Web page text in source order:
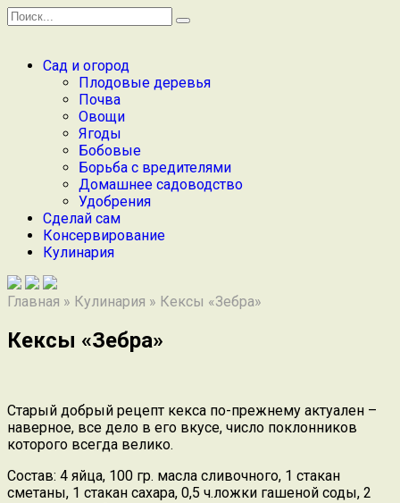
Перейти
к
Search
for:
Сад и огород
Плодовые деревья
Почва
Овощи
Ягоды
Бобовые
Борьба с вредителями
Домашнее садоводство
Удобрения
Сделай сам
Консервирование
Кулинария
Главная » Кулинария » Кексы «Зебра»
Кексы «Зебра»
Старый добрый рецепт кекса по-прежнему актуален –
наверное, все дело в его вкусе, число поклонников
которого всегда велико.
Состав: 4 яйца, 100 гр. масла сливочного, 1 стакан
сметаны, 1 стакан сахара, 0,5 ч.ложки гашеной соды, 2